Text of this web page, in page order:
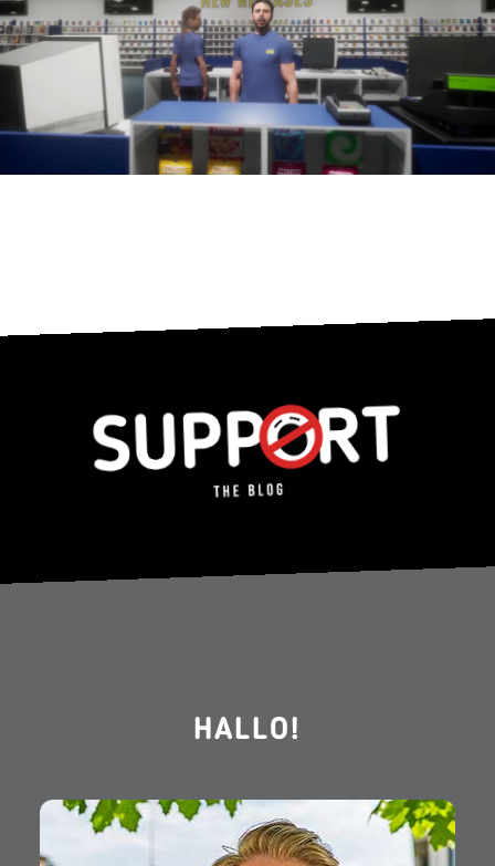
HALLO!